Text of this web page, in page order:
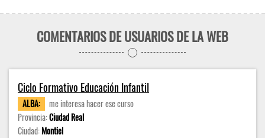
COMENTARIOS DE USUARIOS DE LA WEB
Ciclo Formativo Educación Infantil
ALBA:
me interesa hacer ese curso
Provincia:Ciudad Real
Ciudad:Montiel